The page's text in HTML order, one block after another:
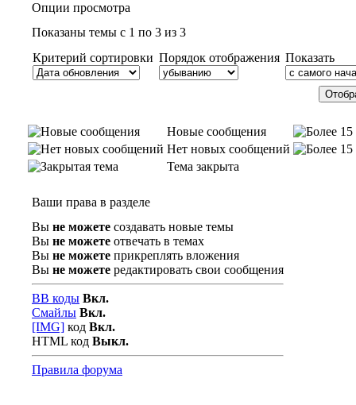
Опции просмотра
Показаны темы с 1 по 3 из 3
Критерий сортировки Порядок отображения Показать
Новые сообщения
Нет новых сообщений
Тема закрыта
Ваши права в разделе
Вы не можете создавать новые темы
Вы не можете отвечать в темах
Вы не можете прикреплять вложения
Вы не можете редактировать свои сообщения
BB коды Вкл.
Смайлы Вкл.
[IMG] код Вкл.
HTML код Выкл.
Правила форума